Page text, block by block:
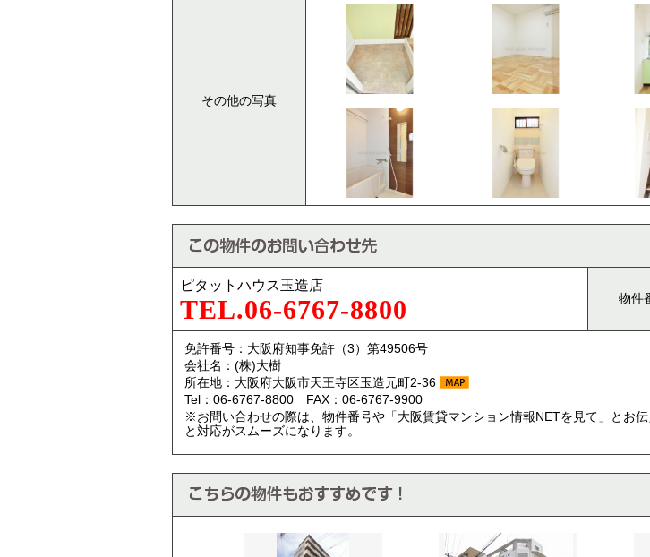
その他の写真
ピタットハウス玉造店
TEL.06-6767-8800 物件
免許番号：大阪府知事免許（3）第49506号
会社名：(株)大樹
所在地：大阪府大阪市天王寺区玉造元町2-36
Tel：06-6767-8800 FAX：06-6767-9900
※お問い合わせの際は、物件番号や「大阪賃貸マンション情報NETを見て」とお伝
と対応がスムーズになります。